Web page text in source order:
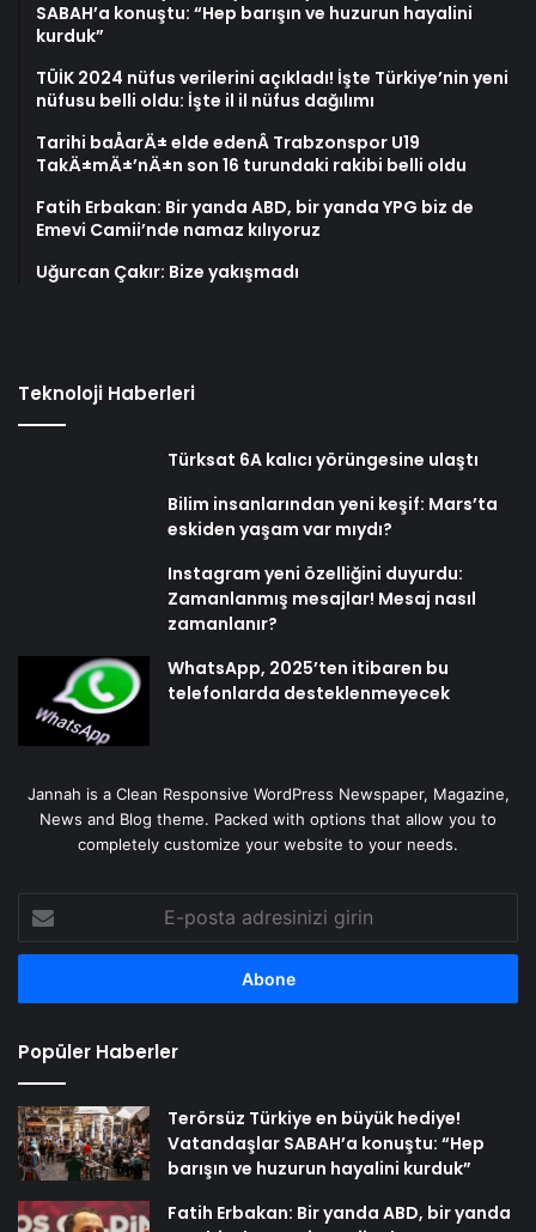
SABAH’a konuştu: “Hep barışın ve huzurun hayalini
kurduk”
TÜİK 2024 nüfus verilerini açıkladı! İşte Türkiye’nin yeni
nüfusu belli oldu: İşte il il nüfus dağılımı
Tarihi baÅarÄ± elde edenÂ Trabzonspor U19
TakÄ±mÄ±’nÄ±n son 16 turundaki rakibi belli oldu
Fatih Erbakan: Bir yanda ABD, bir yanda YPG biz de
Emevi Camii’nde namaz kılıyoruz
Uğurcan Çakır: Bize yakışmadı
Teknoloji Haberleri
Türksat 6A kalıcı yörüngesine ulaştı
Bilim insanlarından yeni keşif: Mars’ta
eskiden yaşam var mıydı?
Instagram yeni özelliğini duyurdu:
Zamanlanmış mesajlar! Mesaj nasıl
zamanlanır?
WhatsApp, 2025’ten itibaren bu
telefonlarda desteklenmeyecek
Jannah is a Clean Responsive WordPress Newspaper, Magazine,
News and Blog theme. Packed with options that allow you to
completely customize your website to your needs.
posta
adresinizi
Popüler Haberler
Terörsüz Türkiye en büyük hediye!
Vatandaşlar SABAH’a konuştu: “Hep
barışın ve huzurun hayalini kurduk”
Fatih Erbakan: Bir yanda ABD, bir yanda